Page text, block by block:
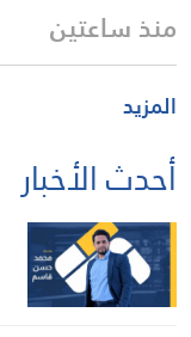
منذ ساعتين
المزيد
أحدث الأخبار